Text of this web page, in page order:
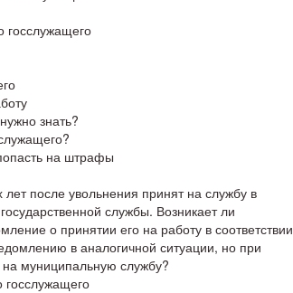
госслужащего
знать?
на штрафы
после увольнения принят на службу в
службы. Возникает ли
о принятии его на работу в соответствии
в аналогичной ситуации, но при
на муниципальную службу?
госслужащего